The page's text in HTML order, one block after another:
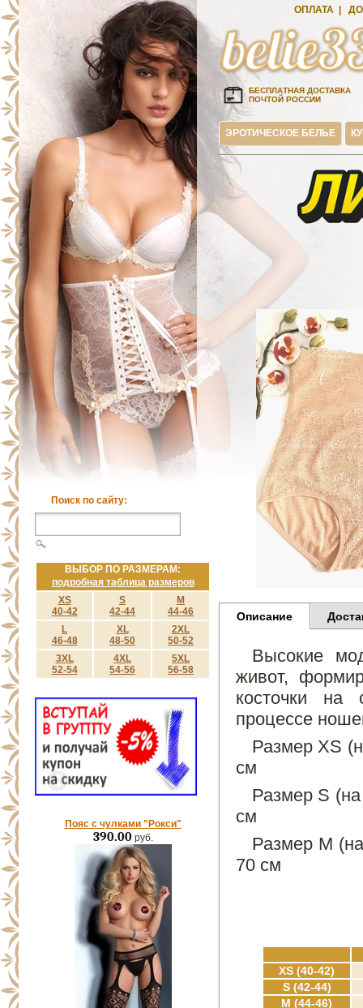
Поиск по сайту:
ВЫБОР ПО РАЗМЕРАМ:
подробная таблица размеров
XS
40-42
S
42-44
M
44-46
L
46-48
XL
48-50
2XL
50-52
3XL
52-54
4XL
54-56
5XL
56-58
Пояс с чулками "Рокси"
390.00руб.
ОПЛАТА
БЕСПЛАТНАЯ ДОСТАВКА
ПОЧТОЙ РОССИИ
ЭРОТИЧЕСКОЕ БЕЛЬЕ
Описание
Высокие
живот,
косточки на
процессе
Размер XS
см
Размер S
см
Размер M
70 см
XS (40-42)
S (42-44)
M (44-46)